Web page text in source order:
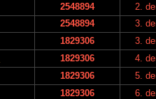
2548894
2.
2548894
3.
1829306
3.
1829306
4.
1829306
5.
1829306
6.